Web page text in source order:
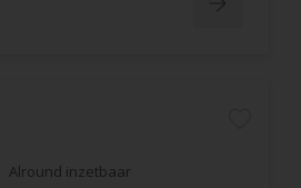
Alround inzetbaar